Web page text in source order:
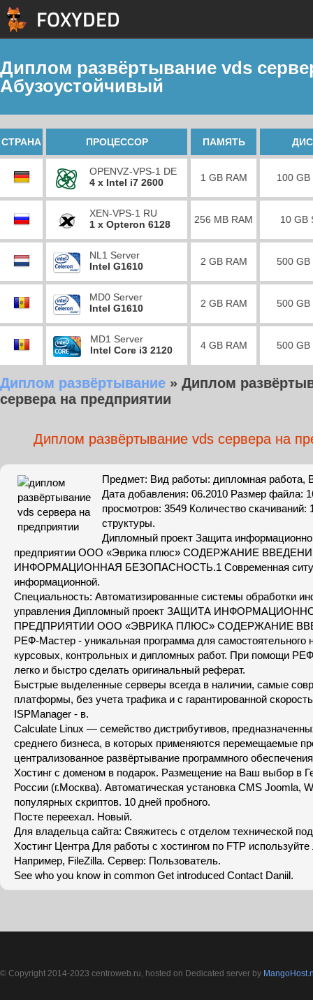
Диплом развёртывание vds
Абузоустойчивый
СТРАНА ПРОЦЕССОР ПАМЯТЬ
OPENVZ-VPS-1 DE
4 x Intel i7 2600
1 GB RAM 100 GB
XEN-VPS-1 RU
1 x Opteron 6128
256 MB RAM 10 GB
NL1 Server
Intel G1610
2 GB RAM 500 GB
MD0 Server
Intel G1610
2 GB RAM 500 GB
MD1 Server
Intel Core i3 2120
4 GB RAM 500 GB
Диплом развёртывание » Диплом
сервера на предприятии
Диплом развёртывание vds сервера на
Предмет: Вид работы: дипломная работа,
Дата добавления: 06.2010 Размер файла:
просмотров: 3549 Количество скачиваний:
структуры.
Дипломный проект Защита
предприятии ООО «Эврика плюс» СОДЕРЖАНИЕ
ИНФОРМАЦИОННАЯ БЕЗОПАСНОСТЬ.1 Современная
информационной.
Специальность: Автоматизированные системы обработки
управления Дипломный проект ЗАЩИТА
ПРЕДПРИЯТИИ ООО «ЭВРИКА ПЛЮС» СОДЕРЖАНИЕ
РЕФ-Мастер - уникальная программа для самостоятельного
курсовых, контрольных и дипломных работ. При помощи
легко и быстро сделать оригинальный реферат.
Быстрые выделенные серверы всегда в наличии, самые
платформы, без учета трафика и с гарантированной
ISPManager - в.
Calculate Linux — семейство дистрибутивов,
среднего бизнеса, в которых применяются перемещаемые
централизованное развёртывание программного
Хостинг с доменом в подарок. Размещение на Ваш выбор в
России (г.Москва). Автоматическая установка CMS Joomla,
популярных скриптов. 10 дней пробного.
Посте переехал. Новый.
Для владельца сайта: Свяжитесь с отделом технической
Хостинг Центра Для работы с хостингом по FTP
Например, FileZilla. Сервер: Пользователь.
See who you know in common Get introduced Contact Daniil.
© Copyright 2014-2023 centroweb.ru, hosted on Dedicated server by